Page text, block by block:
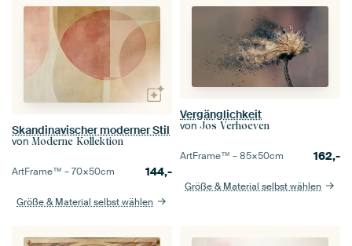
Skandinavischer moderner Stil
von Moderne Kollektion
ArtFrame™ –70×50cm 144,-
Größe & Material selbst wählen
Vergänglichkeit
von Jos Verhoeven
ArtFrame™ –85×50cm 162,-
Größe & Material selbst wählen